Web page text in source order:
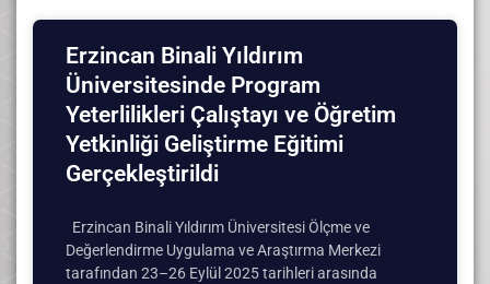
Erzincan Binali Yıldırım
Üniversitesinde Program
Yeterlilikleri Çalıştayı ve Öğretim
Yetkinliği Geliştirme Eğitimi
Gerçekleştirildi
Erzincan Binali Yıldırım Üniversitesi Ölçme ve
Değerlendirme Uygulama ve Araştırma Merkezi
tarafından 23–26 Eylül 2025 tarihleri arasında